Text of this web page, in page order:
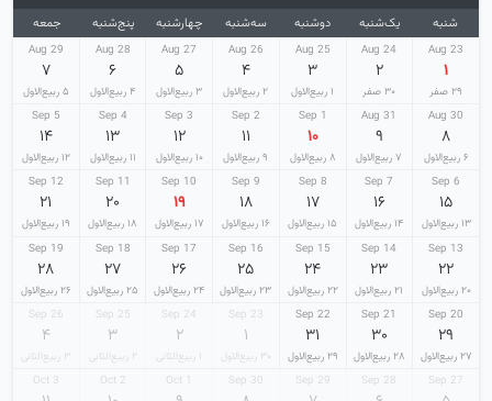
شنبه یک‌شنبه دوشنبه سه‌شنبه چهارشنبه پنج‌شنبه جمعه
23 Aug
۱
۲۹ صفر
24 Aug
۲
۳۰ صفر
25 Aug
۳
۱ ربیع‌الاول
26 Aug
۴
۲ ربیع‌الاول
27 Aug
۵
۳ ربیع‌الاول
28 Aug
۶
۴ ربیع‌الاول
29 Aug
۷
۵ ربیع‌الاول
30 Aug
۸
۶ ربیع‌الاول
31 Aug
۹
۷ ربیع‌الاول
1 Sep
۱۰
۸ ربیع‌الاول
2 Sep
۱۱
۹ ربیع‌الاول
3 Sep
۱۲
۱۰ ربیع‌الاول
4 Sep
۱۳
۱۱ ربیع‌الاول
5 Sep
۱۴
۱۲ ربیع‌الاول
6 Sep
۱۵
۱۳ ربیع‌الاول
7 Sep
۱۶
۱۴ ربیع‌الاول
8 Sep
۱۷
۱۵ ربیع‌الاول
9 Sep
۱۸
۱۶ ربیع‌الاول
10 Sep
۱۹
۱۷ ربیع‌الاول
11 Sep
۲۰
۱۸ ربیع‌الاول
12 Sep
۲۱
۱۹ ربیع‌الاول
13 Sep
۲۲
۲۰ ربیع‌الاول
14 Sep
۲۳
۲۱ ربیع‌الاول
15 Sep
۲۴
۲۲ ربیع‌الاول
16 Sep
۲۵
۲۳ ربیع‌الاول
17 Sep
۲۶
۲۴ ربیع‌الاول
18 Sep
۲۷
۲۵ ربیع‌الاول
19 Sep
۲۸
۲۶ ربیع‌الاول
20 Sep
۲۹
۲۷ ربیع‌الاول
21 Sep
۳۰
۲۸ ربیع‌الاول
22 Sep
۳۱
۲۹ ربیع‌الاول
23 Sep
۱
۳۰ ربیع‌الاول
24 Sep
۲
25 Sep
۳
۲ ربیع‌الثانی
26 Sep
۴
۳ ربیع‌الثانی
27 Sep
28 Sep
29 Sep
30 Sep
1 Oct
2 Oct
3 Oct